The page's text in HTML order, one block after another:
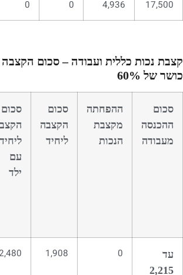
17,500
4,936
0
0
קצבת נכות כללית ועבודה – סכום
כושר של 60%
סכום
ההכנסה
מעבודה
ההפחתה
מקצבת
הנכות
סכום
הקצבה
ליחיד
סכום
ליחיד
עם
ילד
עד
2,215
0
1,908